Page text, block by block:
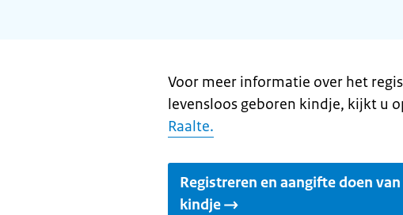
Voor meer informatie over het
levensloos geboren kindje, kijkt u
Raalte.
Registreren en aangifte doen
kindje